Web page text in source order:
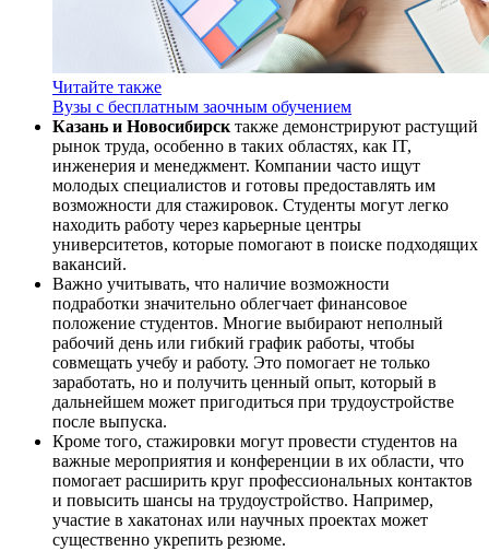
Читайте также
Вузы с бесплатным заочным обучением
Казань и Новосибирск также демонстрируют растущий
рынок труда, особенно в таких областях, как IT,
инженерия и менеджмент. Компании часто ищут
молодых специалистов и готовы предоставлять им
возможности для стажировок. Студенты могут легко
находить работу через карьерные центры
университетов, которые помогают в поиске подходящих
вакансий.
Важно учитывать, что наличие возможности
подработки значительно облегчает финансовое
положение студентов. Многие выбирают неполный
рабочий день или гибкий график работы, чтобы
совмещать учебу и работу. Это помогает не только
заработать, но и получить ценный опыт, который в
дальнейшем может пригодиться при трудоустройстве
после выпуска.
Кроме того, стажировки могут провести студентов на
важные мероприятия и конференции в их области, что
помогает расширить круг профессиональных контактов
и повысить шансы на трудоустройство. Например,
участие в хакатонах или научных проектах может
существенно укрепить резюме.